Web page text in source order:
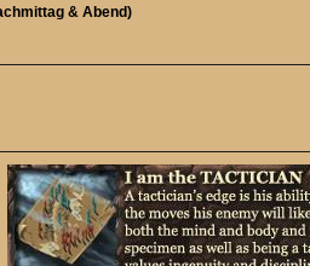
& Abend)